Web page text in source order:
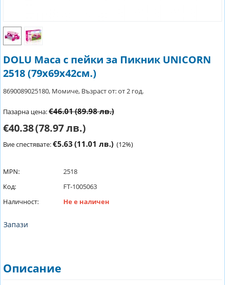
DOLU Маса с пейки за Пикник UNICORN
2518 (79x69x42см.)
8690089025180, Момиче, Възраст от: от 2 год.
Пазарна цена:€46.01(89.98 лв.)
€40.38(78.97 лв.)
Вие спестявате:€5.63 (11.01 лв.) (12%)
MPN:
2518
Код:
FT-1005063
Наличност:
Не е наличен
Запази
Описание